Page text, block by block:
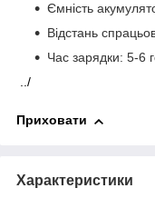
Ємність
Відстань
Час зарядки: 5-6
../
Приховати
Характеристики